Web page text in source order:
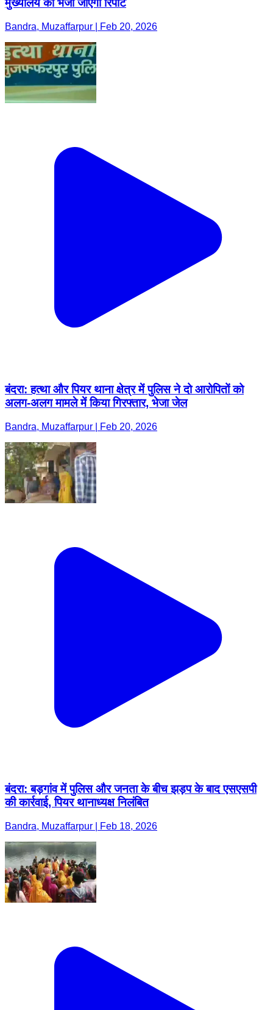
मुख्यालय को भेजी जाएगी रिपोर्ट
Bandra, Muzaffarpur | Feb 20, 2026
बंदरा: हत्था और पियर थाना क्षेत्र में पुलिस ने दो आरोपितों को
अलग-अलग मामले में किया गिरफ्तार, भेजा जेल
Bandra, Muzaffarpur | Feb 20, 2026
बंदरा: बड़गांव में पुलिस और जनता के बीच झड़प के बाद एसएसपी
की कार्रवाई, पियर थानाध्यक्ष निलंबित
Bandra, Muzaffarpur | Feb 18, 2026